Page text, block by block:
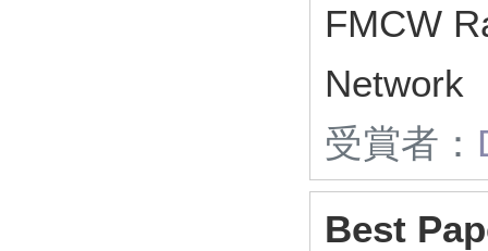
FMCW
Network
受賞者：
Best